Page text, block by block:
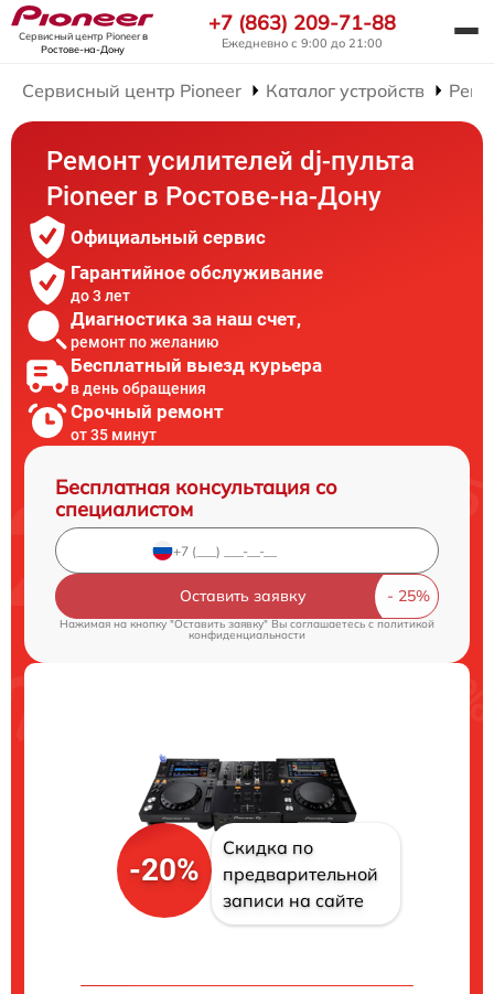
Сервисный центр Pioneerв
Ростове-на-Дону
+7 (863) 209-71-88
Ежедневно с 9:00 до 21:00
Сервисный центр Pioneer Каталог устройств
Ремонт усилителей dj-пульта
Pioneer в Ростове-на-Дону
Официальный сервис
Гарантийное обслуживание
до 3 лет
Диагностика за наш счет,
ремонт по желанию
Бесплатный выезд курьера
в день обращения
Срочный ремонт
от 35 минут
Бесплатная консультация со
специалистом
Оставить заявку
Нажимая на кнопку "Оставить заявку" Вы соглашаетесь c политикой
конфиденциальности
-20%
Скидка по
предварительной
записи на сайте